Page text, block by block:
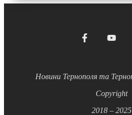
Новини Тернополя та
Copyright
2018 – 2025